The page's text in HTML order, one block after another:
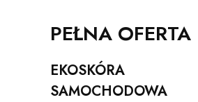
PEŁNA OFERTA
Kategoria - EKOSKÓRA
EKOSKÓRA
SAMOCHODOWA